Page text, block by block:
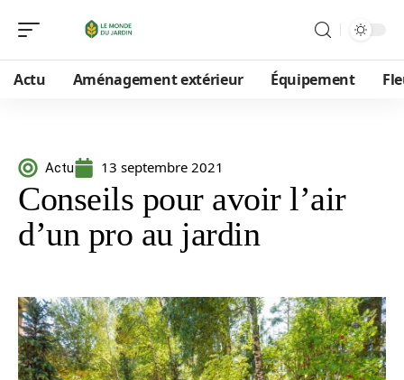
Actu Aménagement extérieur Équipement
Actu 13 septembre 2021
Conseils pour avoir l’air
d’un pro au jardin